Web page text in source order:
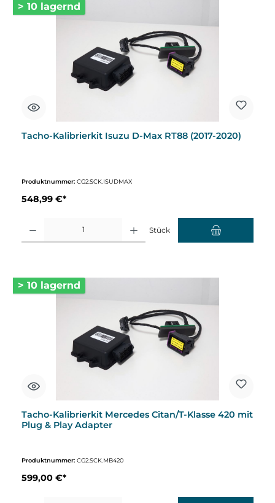
> 10 lagernd
Tacho-Kalibrierkit Isuzu D-Max RT88 (2017-2020)
Produktnummer: CG2.SCK.ISUDMAX
548,99 €*
Stück
> 10 lagernd
Tacho-Kalibrierkit Mercedes Citan/T-Klasse 420 mit
Plug & Play Adapter
Produktnummer: CG2.SCK.MB420
599,00 €*